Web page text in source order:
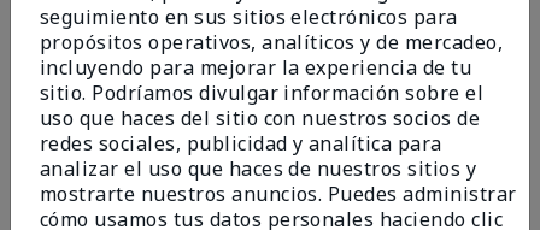
4 0
Marcar esta opinión
5
seguimiento en sus sitios electrónicos para
propósitos operativos, analíticos y de mercadeo,
incluyendo para mejorar la experiencia de tu
sitio. Podríamos divulgar información sobre el
uso que haces del sitio con nuestros socios de
redes sociales, publicidad y analítica para
analizar el uso que haces de nuestros sitios y
mostrarte nuestros anuncios. Puedes administrar
cómo usamos tus datos personales haciendo clic